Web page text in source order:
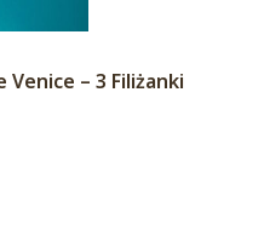
– 3 Filiżanki